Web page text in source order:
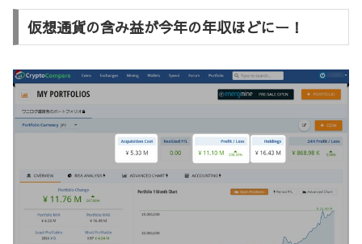
仮想通貨の含み益が今年の年収ほどにー！